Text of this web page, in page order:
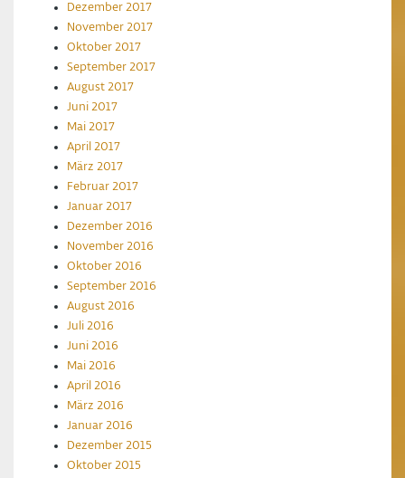
Dezember 2017
November 2017
Oktober 2017
September 2017
August 2017
Juni 2017
Mai 2017
April 2017
März 2017
Februar 2017
Januar 2017
Dezember 2016
November 2016
Oktober 2016
September 2016
August 2016
Juli 2016
Juni 2016
Mai 2016
April 2016
März 2016
Januar 2016
Dezember 2015
Oktober 2015